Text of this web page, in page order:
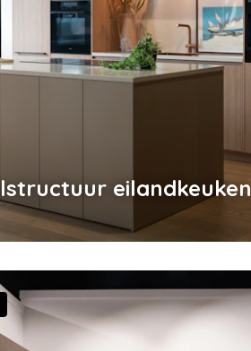
eilandkeuken